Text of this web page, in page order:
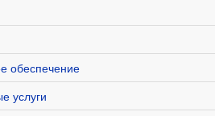
обеспечение
услуги